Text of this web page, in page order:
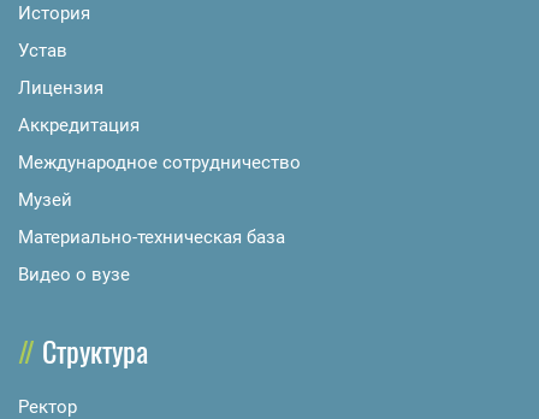
История
Устав
Лицензия
Аккредитация
Международное сотрудничество
Музей
Материально-техническая база
Видео о вузе
Структура
Ректор